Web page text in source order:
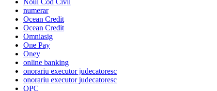
Noul Cod Civil
numerar
Ocean Credit
Ocean Credit
Omniasig
One Pay
Oney
online banking
onorariu executor judecatoresc
onorariu executor judecatoresc
OPC